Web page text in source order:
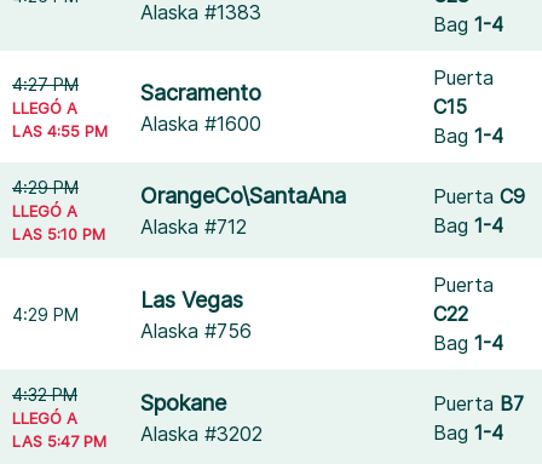
Alaska #1383
Bag1-4
4:27 PM
LLEGÓ A
LAS 4:55 PM
Sacramento
Alaska #1600
Puerta
C15
Bag1-4
4:29 PM
LLEGÓ A
LAS 5:10 PM
OrangeCo\SantaAna
Alaska #712
PuertaC9
Bag1-4
4:29 PM
Las Vegas
Alaska #756
Puerta
C22
Bag1-4
4:32 PM
LLEGÓ A
LAS 5:47 PM
Spokane
Alaska #3202
Puerta B7
Bag1-4